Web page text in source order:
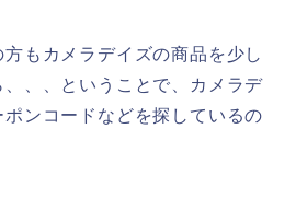
もカメラデイズの商品を少し
、、ということで、カメラデ
ンコードなどを探しているの